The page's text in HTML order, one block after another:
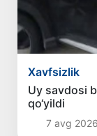
Xavfsizlik
Uy savdosi
qo‘yildi
7 avg